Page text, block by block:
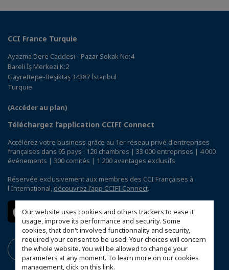
Our website uses cookies and others trackers to ease it
usage, improve its performance and security. Some
cookies, that don't involved functionnality and security,
required your consent to be used. Your choices will concern
the whole website. You will be allowed to change your
parameters at any moment. To learn more on our cookies
management,click on this link.
CCI France Turquie
Ayazma Dere Caddesi - Pazar Sokak No:4
Bareli İş Merkezi K:2
Gayrettepe-Beşiktaş 34387 İstanbul
Turquie
(Accéder au plan)
Téléchargez l’application CCIFI Connect
Accélérez votre business grâce au 1er réseau privé d'entreprises
françaises dans 95 pays : 120 chambres | 33 000 entreprises | 4 000
événements | 300 comités | 1 200 avantages exclusifs
Réservée exclusivement aux membres des CCI Françaises à
l'International, découvrez l'app CCIFI Connect.